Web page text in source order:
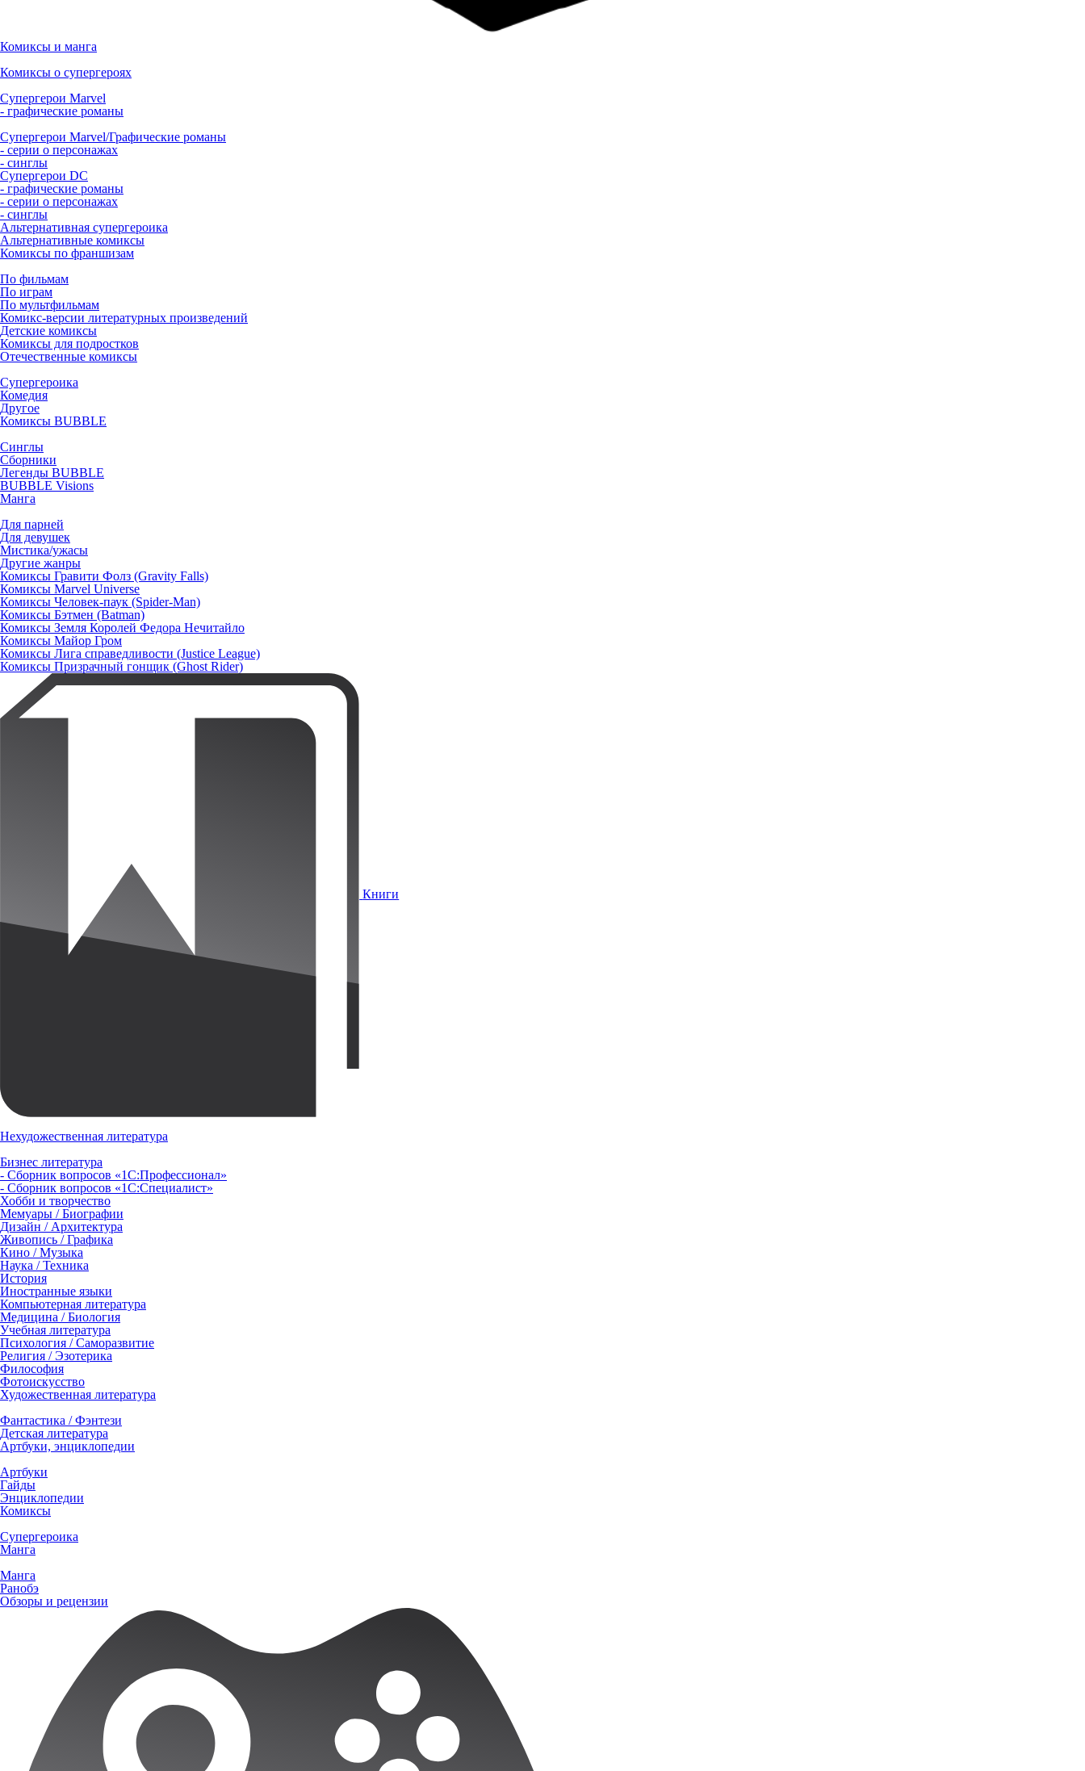
Комиксы и манга
Комиксы о супергероях
Супергерои Marvel
- графические романы
Супергерои Marvel/Графические романы
- серии о персонажах
- синглы
Супергерои DC
- графические романы
- серии о персонажах
- синглы
Альтернативная супергероика
Альтернативные комиксы
Комиксы по франшизам
По фильмам
По играм
По мультфильмам
Комикс-версии литературных произведений
Детские комиксы
Комиксы для подростков
Отечественные комиксы
Супергероика
Комедия
Другое
Комиксы BUBBLE
Синглы
Сборники
Легенды BUBBLE
BUBBLE Visions
Манга
Для парней
Для девушек
Мистика/ужасы
Другие жанры
Комиксы Гравити Фолз (Gravity Falls)
Комиксы Marvel Universe
Комиксы Человек-паук (Spider-Man)
Комиксы Бэтмен (Batman)
Комиксы Земля Королей Федора Нечитайло
Комиксы Майор Гром
Комиксы Лига справедливости (Justice League)
Комиксы Призрачный гонщик (Ghost Rider)
Книги
Нехудожественная литература
Бизнес литература
- Сборник вопросов «1С:Профессионал»
- Сборник вопросов «1С:Специалист»
Хобби и творчество
Мемуары / Биографии
Дизайн / Архитектура
Живопись / Графика
Кино / Музыка
Наука / Техника
История
Иностранные языки
Компьютерная литература
Медицина / Биология
Учебная литература
Психология / Саморазвитие
Религия / Эзотерика
Философия
Фотоискусство
Художественная литература
Фантастика / Фэнтези
Детская литература
Артбуки, энциклопедии
Артбуки
Гайды
Энциклопедии
Комиксы
Супергероика
Манга
Манга
Ранобэ
Обзоры и рецензии